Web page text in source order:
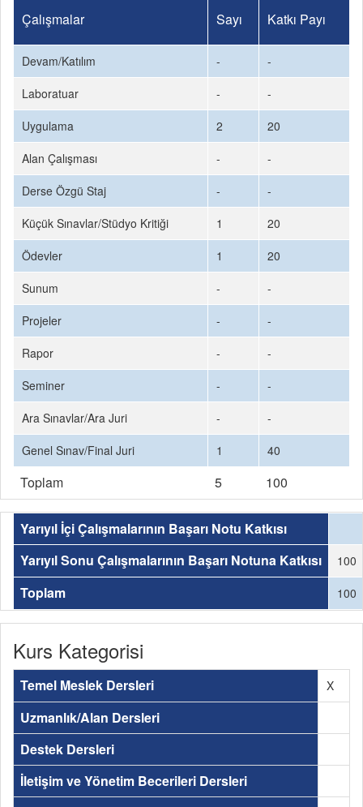
Çalışmalar Sayı Katkı Payı
Devam/Katılım -
-
Laboratuar
-
-
Uygulama
2
20
Alan Çalışması
-
-
Derse Özgü Staj
-
-
Küçük Sınavlar/Stüdyo Kritiği
1
20
Ödevler
1
20
Sunum
-
-
Projeler
-
-
Rapor
-
-
Seminer
-
-
Ara Sınavlar/Ara Juri
-
-
Genel Sınav/Final Juri
1 40
Toplam 5 100
Yarıyıl İçi Çalışmalarının Başarı Notu Katkısı
Yarıyıl Sonu Çalışmalarının Başarı Notuna Katkısı
100
Toplam 100
Kurs Kategorisi
Temel Meslek Dersleri X
Uzmanlık/Alan Dersleri
Destek Dersleri
İletişim ve Yönetim Becerileri Dersleri